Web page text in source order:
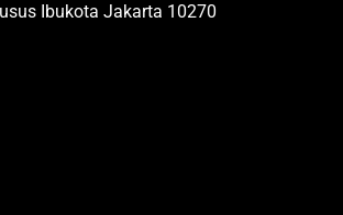
Ibukota Jakarta 10270